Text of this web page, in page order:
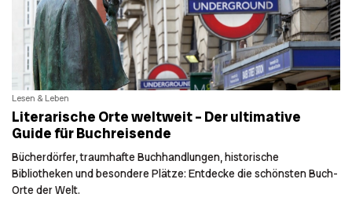
Lesen & Leben
Literarische Orte weltweit – Der ultimative
Guide für Buchreisende
Bücherdörfer, traumhafte Buchhandlungen, historische
Bibliotheken und besondere Plätze: Entdecke die schönsten Buch-
Orte der Welt.